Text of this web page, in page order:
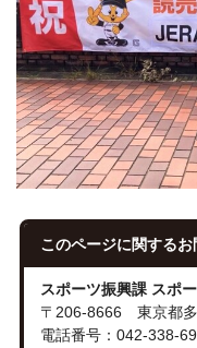
このページに関するお
スポーツ振興課 スポ
〒206-8666 東京都多
電話番号：042-338-